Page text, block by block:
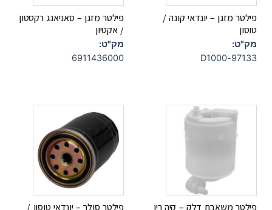
פילטר מזגן – יונדאי קונה /
טוסון
מק"ט:
97133-D1000
פילטר מזגן – סאניאנג רקסטון
/ אקטיון
מק"ט:
6911436000
פילטר משאבת דלק – קיה ריו
פילטר סולר – יונדאי טוסון /